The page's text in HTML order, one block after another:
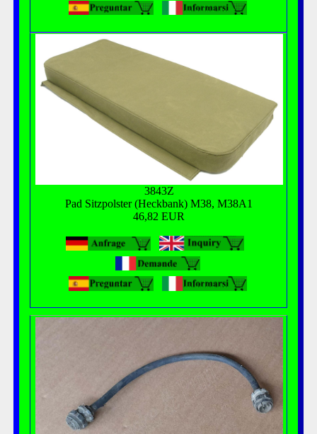
3843Z
Pad Sitzpolster (Heckbank) M38, M38A1
46,82 EUR